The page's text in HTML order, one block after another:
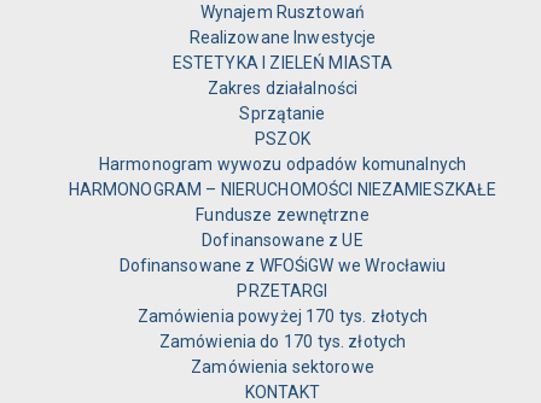
Wynajem Rusztowań
Realizowane Inwestycje
ESTETYKA I ZIELEŃ MIASTA
Zakres działalności
Sprzątanie
PSZOK
Harmonogram wywozu odpadów komunalnych
HARMONOGRAM – NIERUCHOMOŚCI NIEZAMIESZKAŁE
Fundusze zewnętrzne
Dofinansowane z UE
Dofinansowane z WFOŚiGW we Wrocławiu
PRZETARGI
Zamówienia powyżej 170 tys. złotych
Zamówienia do 170 tys. złotych
Zamówienia sektorowe
KONTAKT